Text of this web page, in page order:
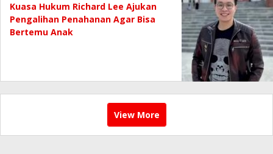
Kuasa Hukum Richard Lee Ajukan
Pengalihan Penahanan Agar Bisa
Bertemu Anak
View More